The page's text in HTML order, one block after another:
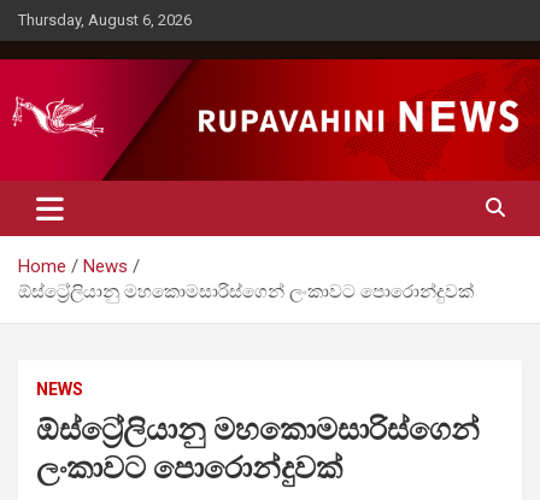
Skip
to
content
Thursday, August 6, 2026
Rupavahini News
Home
News
ඕස්ට්‍රේලියානු මහකොමසාරිස්ගෙන් ලංකාවට පොරොන්දුවක්
NEWS
ඕස්ට්‍රේලියානු මහකොමසාරිස්ගෙන්
ලංකාවට පොරොන්දුවක්